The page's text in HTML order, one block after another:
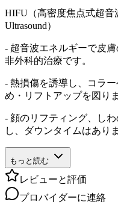
HIFU（高密度焦点式超音
Ultrasound）
- 超音波エネルギーで皮
非外科的治療です。
- 熱損傷を誘導し、コラ
め・リフトアップを図りま
- 顔のリフティング、し
し、ダウンタイムはあり
もっと読む
レビューと評価
プロバイダーに連絡